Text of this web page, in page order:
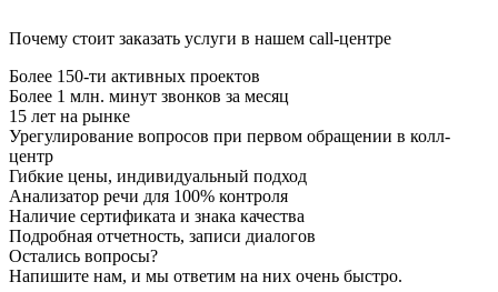
Почему стоит заказать услуги в нашем call-центре
Более 150-ти активных проектов
Более 1 млн. минут звонков за месяц
15 лет на рынке
Урегулирование вопросов при первом обращении в колл-
центр
Гибкие цены, индивидуальный подход
Анализатор речи для 100% контроля
Наличие сертификата и знака качества
Подробная отчетность, записи диалогов
Остались вопросы?
Напишите нам, и мы ответим на них очень быстро.